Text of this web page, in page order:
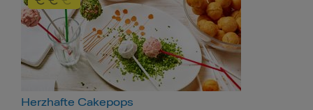
Herzhafte Cakepops